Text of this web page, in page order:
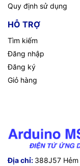
Quy định sử dụng
HỖ TRỢ
Tìm kiếm
Đăng nhập
Đăng ký
Giỏ hàng
Địa chỉ: 388J57